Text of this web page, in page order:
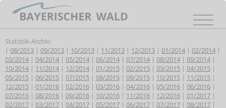
Statistik-Archiv:
| 08/2013 | 09/2013 | 10/2013 | 11/2013 | 12/2013 | 01/2014 | 02/2014 |
03/2014 | 04/2014 | 05/2014 | 06/2014 | 07/2014 | 08/2014 | 09/2014 |
10/2014 | 11/2014 | 12/2014 | 01/2015 | 02/2015 | 03/2015 | 04/2015 |
05/2015 | 06/2015 | 07/2015 | 08/2015 | 09/2015 | 10/2015 | 11/2015 |
12/2015 | 01/2016 | 02/2016 | 03/2016 | 04/2016 | 05/2016 | 06/2016 |
07/2016 | 08/2016 | 09/2016 | 10/2016 | 11/2016 | 12/2016 | 01/2017 |
02/2017 | 03/2017 | 04/2017 | 05/2017 | 06/2017 | 07/2017 | 08/2017 |